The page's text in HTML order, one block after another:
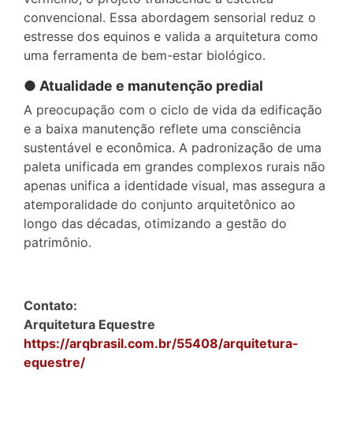
convencional. Essa abordagem sensorial reduz o
estresse dos equinos e valida a arquitetura como
uma ferramenta de bem-estar biológico.
● Atualidade e manutenção predial
A preocupação com o ciclo de vida da edificação
e a baixa manutenção reflete uma consciência
sustentável e econômica. A padronização de uma
paleta unificada em grandes complexos rurais não
apenas unifica a identidade visual, mas assegura a
atemporalidade do conjunto arquitetônico ao
longo das décadas, otimizando a gestão do
patrimônio.
Contato:
Arquitetura Equestre
https://arqbrasil.com.br/55408/arquitetura-
equestre/